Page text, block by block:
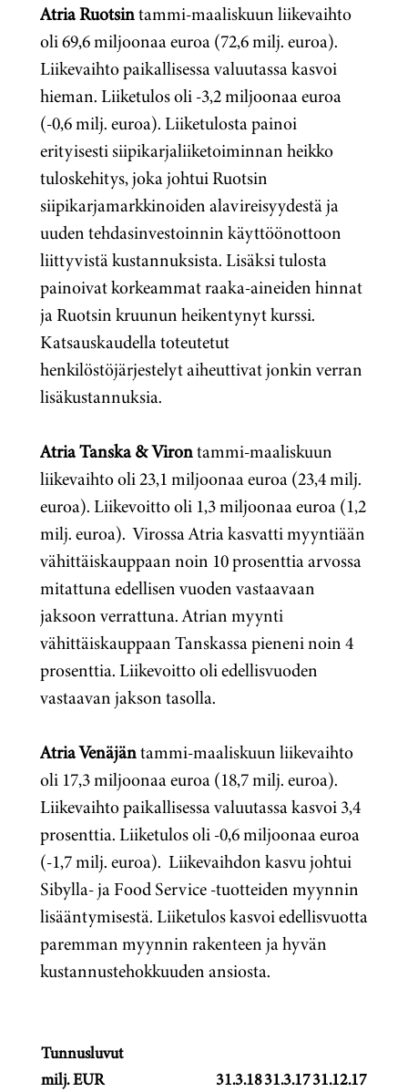
Atria Ruotsintammi-maaliskuun liikevaihto
oli 69,6 miljoonaa euroa (72,6 milj. euroa).
Liikevaihto paikallisessa valuutassa kasvoi
hieman. Liiketulos oli -3,2 miljoonaa euroa
(-0,6 milj. euroa). Liiketulosta painoi
erityisesti siipikarjaliiketoiminnan heikko
tuloskehitys, joka johtui Ruotsin
siipikarjamarkkinoiden alavireisyydestä ja
uuden tehdasinvestoinnin käyttöönottoon
liittyvistä kustannuksista. Lisäksi tulosta
painoivat korkeammat raaka-aineiden hinnat
ja Ruotsin kruunun heikentynyt kurssi.
Katsauskaudella toteutetut
henkilöstöjärjestelyt aiheuttivat jonkin verran
lisäkustannuksia.
Atria Tanska & Virontammi-maaliskuun
liikevaihto oli 23,1 miljoonaa euroa (23,4 milj.
euroa). Liikevoitto oli 1,3 miljoonaa euroa (1,2
milj. euroa). Virossa Atria kasvatti myyntiään
vähittäiskauppaan noin 10 prosenttia arvossa
mitattuna edellisen vuoden vastaavaan
jaksoon verrattuna. Atrian myynti
vähittäiskauppaan Tanskassa pieneni noin 4
prosenttia. Liikevoitto oli edellisvuoden
vastaavan jakson tasolla.
Atria Venäjäntammi-maaliskuun liikevaihto
oli 17,3 miljoonaa euroa (18,7 milj. euroa).
Liikevaihto paikallisessa valuutassa kasvoi 3,4
prosenttia. Liiketulos oli -0,6 miljoonaa euroa
(-1,7 milj. euroa). Liikevaihdon kasvu johtui
Sibylla- ja Food Service -tuotteiden myynnin
lisääntymisestä. Liiketulos kasvoi edellisvuotta
paremman myynnin rakenteen ja hyvän
kustannustehokkuuden ansiosta.
Tunnusluvut
milj. EUR
31.3.1831.3.1731.12.17